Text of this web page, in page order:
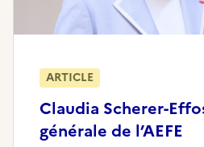
Claudia Scherer-
générale de l’AEFE
ARTICLE